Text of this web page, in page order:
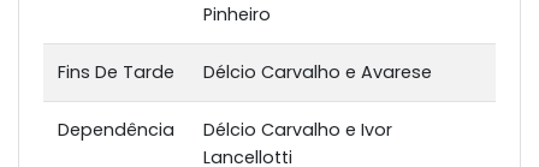
Pinheiro
Fins De Tarde Délcio Carvalho e Avarese
Dependência
Délcio Carvalho e Ivor
Lancellotti